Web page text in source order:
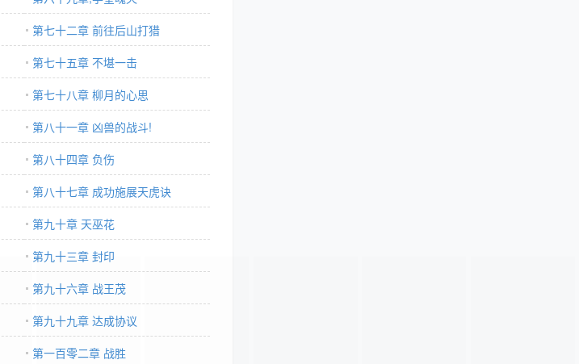
第七十二章 前往后山打猎
第七十五章 不堪一击
第七十八章 柳月的心思
第八十一章 凶兽的战斗!
第八十四章 负伤
第八十七章 成功施展天虎诀
第九十章 天巫花
第九十三章 封印
第九十六章 战王茂
第九十九章 达成协议
第一百零二章 战胜